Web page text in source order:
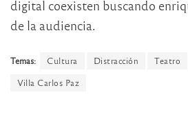
digital coexisten buscando
de la audiencia.
Temas: Cultura Distracción Teatro
Villa Carlos Paz